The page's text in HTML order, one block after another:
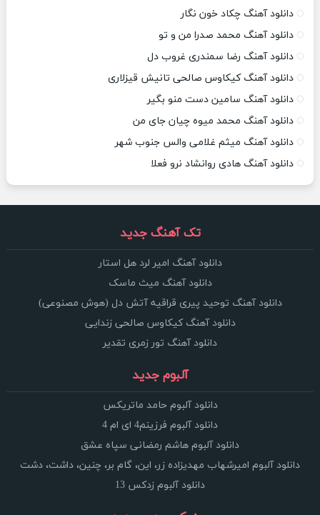
دانلود آهنگ چکاد خون نگار
دانلود آهنگ محمد صدرا من و تو
دانلود آهنگ رضا سمندری غروب دل
دانلود آهنگ کیکاوس صالحی تانیش قیزلاری
دانلود آهنگ سامین دست منو بگیر
دانلود آهنگ محمد میوه چیان جای من
دانلود آهنگ میثم غلامی والس جنوب شهر
دانلود آهنگ هادی روانشاد نرو فعلا
تک آهنگ جدید
دانلود آهنگ امیر لرد هل استار
دانلود آهنگ میث ماسک
دانلود آهنگ توحید پیری قراقیه آتش دل (هوش مصنوعی)
دانلود آهنگ کیکاوس صالحی زندایی
دانلود آهنگ تور زمری تقدیر
آلبوم جدید
دانلود آلبوم حامد ماتریکس
دانلود آلبوم فرزینم4 ای ام 4
دانلود آلبوم هاشم رمضانی سپاه عشق
دانلود آلبوم امیرشهاب مهدیزاده زر، این، گام بر، چنین، داشت، دشت
دانلود آلبوم زدکس 13